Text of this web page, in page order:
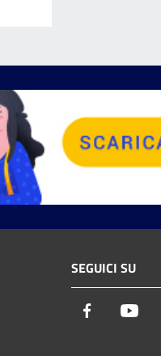
SEGUICI SU
Facebook